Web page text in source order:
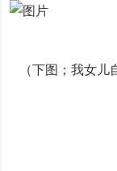
（下图；我女